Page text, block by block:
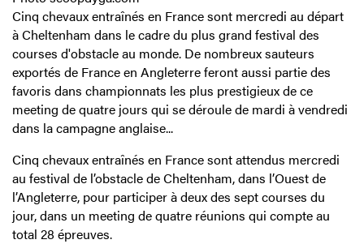
Cinq chevaux entraînés en France sont mercredi au départ
à Cheltenham dans le cadre du plus grand festival des
courses d'obstacle au monde. De nombreux sauteurs
exportés de France en Angleterre feront aussi partie des
favoris dans championnats les plus prestigieux de ce
meeting de quatre jours qui se déroule de mardi à vendredi
dans la campagne anglaise...
Cinq chevaux entraînés en France sont attendus mercredi
au festival de l’obstacle de Cheltenham, dans l’Ouest de
l’Angleterre, pour participer à deux des sept courses du
jour, dans un meeting de quatre réunions qui compte au
total 28 épreuves.